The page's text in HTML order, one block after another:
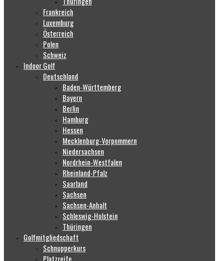
Frankreich
Luxemburg
Österreich
Polen
Schweiz
Indoor Golf
Deutschland
Baden-Württemberg
Bayern
Berlin
Hamburg
Hessen
Mecklenburg-Vorpommern
Niedersachsen
Nordrhein-Westfalen
Rheinland-Pfalz
Saarland
Sachsen
Sachsen-Anhalt
Schleswig-Holstein
Thüringen
Golfmitgliedschaft
Schnupperkurs
Platzreife